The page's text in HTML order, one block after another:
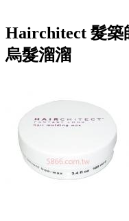
Hairchitect 髮築
烏髮溜溜